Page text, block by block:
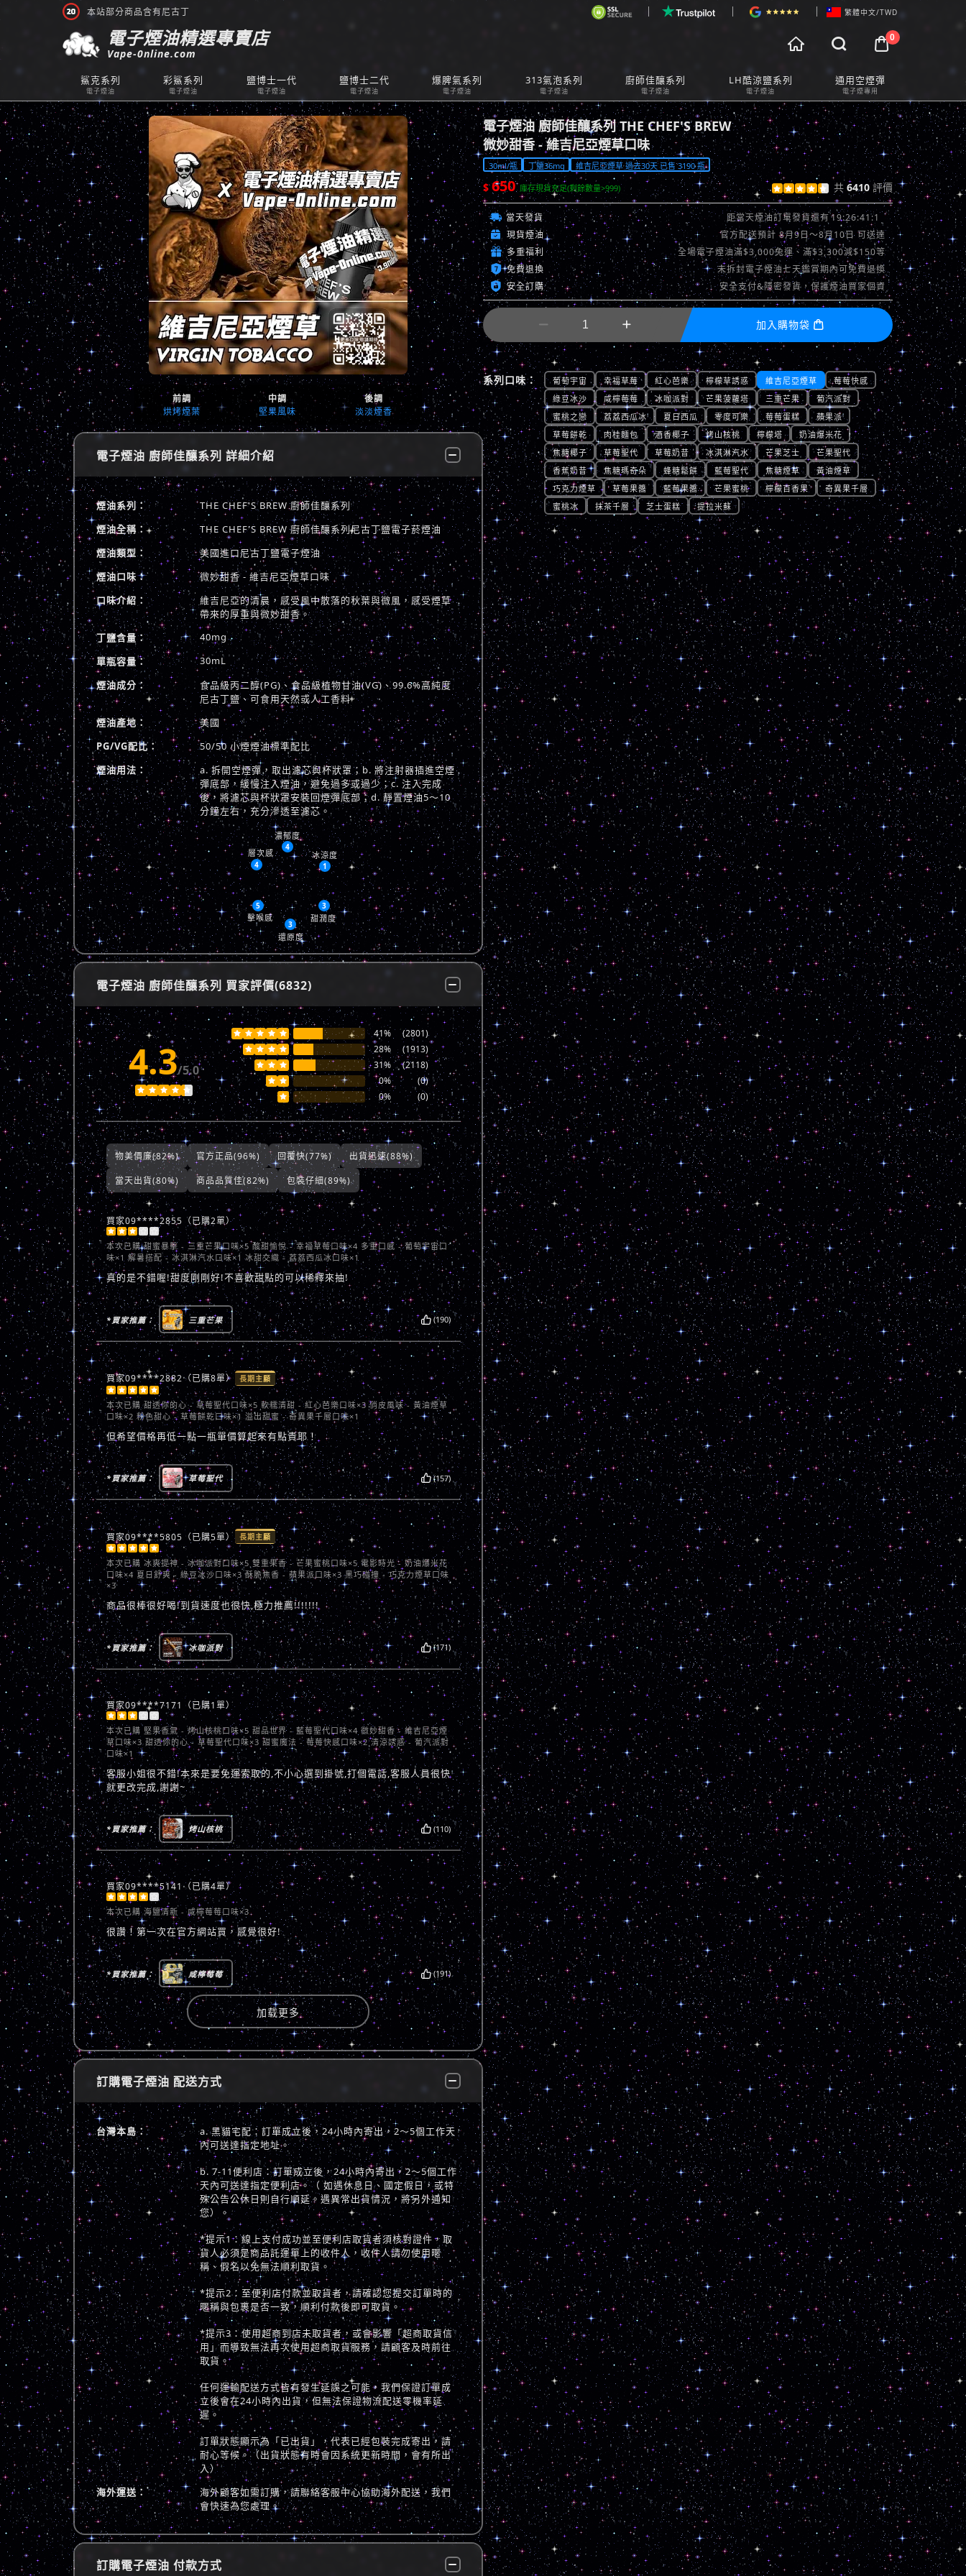
本站部分商品含有尼古丁 繁體中文/TWD
電子煙油精選專賣店
Vape-0nline.com
  0
購物車預覽
Cart Preview
鯊克系列
電子煙油
彩鯊系列
電子煙油
鹽博士一代
電子煙油
鹽博士二代
電子煙油
爆脾氣系列
電子煙油
313氣泡系列
電子煙油
廚師佳釀系列
電子煙油
LH酷涼鹽系列
電子煙油
通用空煙彈
電子煙專用
前調 中調
後調
烘烤煙葉
堅果風味 淡淡煙香
電子煙油 廚師佳釀系列 詳細介紹
煙油系列：
THE CHEF'S BREW 廚師佳釀系列
煙油全稱：
THE CHEF'S BREW 廚師佳釀系列尼古丁鹽電子菸煙油
煙油類型：
美國進口尼古丁鹽電子煙油
煙油口味：
微妙甜香 - 維吉尼亞煙草口味
口味介紹：
維吉尼亞的清晨，感受風中散落的秋葉與微風，感受煙草
帶來的厚重與微妙甜香。
丁鹽含量：
40mg
單瓶容量：
30mL
煙油成分：
食品級丙二醇(PG)、食品級植物甘油(VG)、99.6%高純度
尼古丁鹽、可食用天然或人工香料
煙油產地：
美國
PG/VG配比：
50/50 小煙煙油標準配比
煙油用法：
a. 拆開空煙彈，取出濾芯與杯狀罩；b. 將注射器插進空煙
彈底部，緩慢注入煙油，避免過多或過少；c. 注入完成
後，將濾芯與杯狀罩安裝回煙彈底部；d. 靜置煙油5～10
分鐘左右，充分滲透至濾芯。
4
1
3
3
5
4
濃郁度
冰涼度
甜潤度
還原度
擊喉感
層次感
電子煙油 廚師佳釀系列 買家評價(6832)
4.3/5.0
    
     41% (2801)
    28% (1913)
   31% (2118)
  0% (0)
 0% (0)
物美價廉(82%) 官方正品(96%) 回覆快(77%)
出貨迅速(88%)
當天出貨(80%)
商品品質佳(82%) 包裝仔細(89%)
買家09****2855（已購2單）
    
本次已購甜蜜暴擊 - 三重芒果口味×5 酸甜愉悅 - 幸福草莓口味×4 多重口感 - 葡萄宇宙口
味×1 解暑搭配 - 冰淇淋汽水口味×1 冰甜交織 - 荔荔西瓜冰口味×1
真的是不錯喔!甜度剛剛好!不喜歡甜點的可以稀釋來抽!
*買家推薦： 三重芒果 (190)
買家09****2882（已購8單） 長期主顧
    
本次已購甜透你的心 - 草莓聖代口味×5 軟糯清甜 - 紅心芭樂口味×3 俏皮風味 - 黃油煙草
口味×2 粉色甜心 - 草莓餅乾口味×1 溢出甜蜜 - 奇異果千層口味×1
但希望價格再低一點一瓶單價算起來有點貴耶！
*買家推薦： 草莓聖代 (157)
買家09****5805（已購5單） 長期主顧
    
本次已購 冰爽提神 - 冰咖派對口味×5 雙重果香 - 芒果蜜桃口味×5 電影時光 - 奶油爆米花
口味×4 夏日舒爽 - 綠豆冰沙口味×3 酥脆焦香 - 蘋果派口味×3 黑巧碰撞 - 巧克力煙草口味
×3
商品很棒很好喝!到貨速度也很快,極力推薦!!!!!!!
*買家推薦： 冰咖派對 (171)
買家09****7171（已購1單）
    
本次已購 堅果香氣 - 烤山核桃口味×5 甜品世界 - 藍莓聖代口味×4 微妙甜香 - 維吉尼亞煙
草口味×3 甜透你的心 - 草莓聖代口味×3 甜蜜魔法 - 莓莓快感口味×2 清涼誘惑 - 葡汽派對
口味×1
客服小姐很不錯!本來是要免運索取的,不小心選到掛號,打個電話,客服人員很快
就更改完成,謝謝~
*買家推薦： 烤山核桃 (110)
買家09****5141（已購4單）
    
本次已購海鹽清新 - 咸檸莓莓口味×3
很讚！第一次在官方網站買，感覺很好!
*買家推薦： 咸檸莓莓 (191)
加载更多
訂購電子煙油 配送方式
台灣本島：
a. 黑貓宅配：訂單成立後，24小時內寄出，2～5個工作天
內可送達指定地址。
b. 7-11便利店：訂單成立後，24小時內寄出，2～5個工作
天內可送達指定便利店。（ 如遇休息日、國定假日，或特
殊公告公休日則自行順延。遇異常出貨情況，將另外通知
您）。
*提示1：線上支付成功並至便利店取貨者須核對證件，取
貨人必須是商品託運單上的收件人，收件人請勿使用暱
稱、假名以免無法順利取貨。
*提示2：至便利店付款並取貨者，請確認您提交訂單時的
暱稱與包裹是否一致，順利付款後即可取貨。
*提示3：使用超商到店未取貨者，或會影響「超商取貨信
用」而導致無法再次使用超商取貨服務，請顧客及時前往
取貨。
任何運輸配送方式皆有發生延誤之可能，我們保證訂單成
立後會在24小時內出貨，但無法保證物流配送零機率延
遲。
訂單狀態顯示為「已出貨」，代表已經包裝完成寄出，請
耐心等候。（出貨狀態有時會因系統更新時間，會有所出
入）
海外運送：
海外顧客如需訂購，請聯絡客服中心協助海外配送，我們
會快速為您處理。
訂購電子煙油 付款方式
電子煙油 廚師佳釀系列 THE CHEF'S BREW
微妙甜香 - 維吉尼亞煙草口味
30ml/瓶 丁鹽36mg 維吉尼亞煙草 過去30天 已售 3190 瓶
$650 庫存現貨充足(剩餘數量>999)      共 6410 評價
查看評價 >>
 當天發貨 距當天煙油訂單發貨還有19:26:38:11
 現貨煙油 官方配送預計 8月9日～8月10日 可送達
 多重福利 全場電子煙油滿$3,000免運、滿$3,300減$150等
 免費退換 未拆封電子煙油七天鑑賞期內可免費退換
 安全訂購 安全支付&隱密發貨，保護煙油買家個資
  加入購物袋 
系列口味： 葡萄宇宙 幸福草莓 紅心芭樂 檸檬草誘惑 維吉尼亞煙草
莓莓快感
綠豆冰沙
咸檸莓莓 冰咖派對 芒果菠蘿塔 三重芒果
葡汽派對
蜜桃之戀
荔荔西瓜冰 夏日西瓜 零度可樂 莓莓蛋糕
蘋果派
草莓餅乾
肉桂麵包 酒香椰子 烤山核桃 檸檬塔
奶油爆米花
焦糖椰子
草莓聖代 草莓奶昔 冰淇淋汽水 芒果芝士
芒果聖代
香蕉奶昔
焦糖瑪奇朵 蜂糖鬆餅 藍莓聖代 焦糖煙草
黃油煙草
巧克力煙草
草莓果醬 藍莓果醬 芒果蜜桃 檸檬百香果
奇異果千層
蜜桃冰
抹茶千層 芝士蛋糕 提拉米蘇